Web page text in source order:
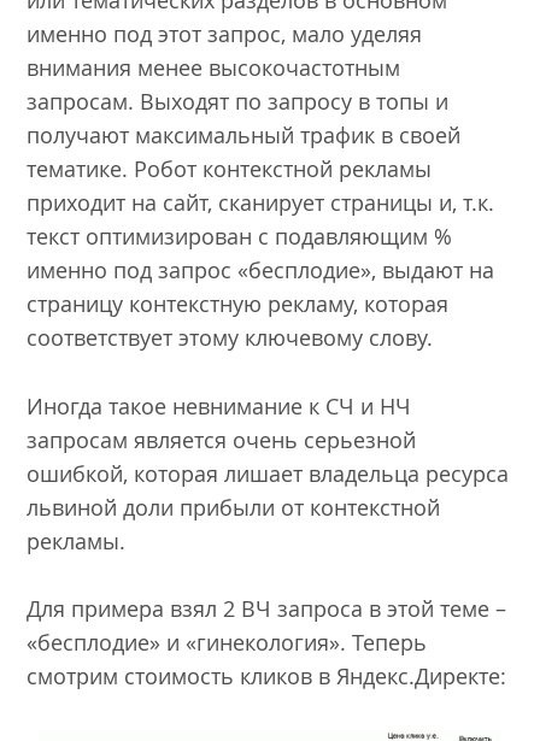
именно под этот запрос, мало уделяя
внимания менее высокочастотным
запросам. Выходят по запросу в топы и
получают максимальный трафик в своей
тематике. Робот контекстной рекламы
приходит на сайт, сканирует страницы и, т.к.
текст оптимизирован с подавляющим %
именно под запрос «бесплодие», выдают на
страницу контекстную рекламу, которая
соответствует этому ключевому слову.
Иногда такое невнимание к СЧ и НЧ
запросам является очень серьезной
ошибкой, которая лишает владельца ресурса
львиной доли прибыли от контекстной
рекламы.
Для примера взял 2 ВЧ запроса в этой теме –
«бесплодие» и «гинекология». Теперь
смотрим стоимость кликов в Яндекс.Директе: